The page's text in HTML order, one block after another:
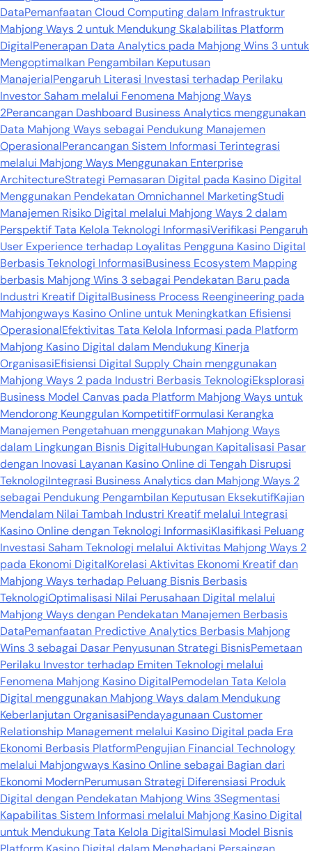
DataPemanfaatan Cloud Computing dalam Infrastruktur
Mahjong Ways 2 untuk Mendukung Skalabilitas Platform
DigitalPenerapan Data Analytics pada Mahjong Wins 3 untuk
Mengoptimalkan Pengambilan Keputusan
ManajerialPengaruh Literasi Investasi terhadap Perilaku
Investor Saham melalui Fenomena Mahjong Ways
2Perancangan Dashboard Business Analytics menggunakan
Data Mahjong Ways sebagai Pendukung Manajemen
OperasionalPerancangan Sistem Informasi Terintegrasi
melalui Mahjong Ways Menggunakan Enterprise
ArchitectureStrategi Pemasaran Digital pada Kasino Digital
Menggunakan Pendekatan Omnichannel MarketingStudi
Manajemen Risiko Digital melalui Mahjong Ways 2 dalam
Perspektif Tata Kelola Teknologi InformasiVerifikasi Pengaruh
User Experience terhadap Loyalitas Pengguna Kasino Digital
Berbasis Teknologi InformasiBusiness Ecosystem Mapping
berbasis Mahjong Wins 3 sebagai Pendekatan Baru pada
Industri Kreatif DigitalBusiness Process Reengineering pada
Mahjongways Kasino Online untuk Meningkatkan Efisiensi
OperasionalEfektivitas Tata Kelola Informasi pada Platform
Mahjong Kasino Digital dalam Mendukung Kinerja
OrganisasiEfisiensi Digital Supply Chain menggunakan
Mahjong Ways 2 pada Industri Berbasis TeknologiEksplorasi
Business Model Canvas pada Platform Mahjong Ways untuk
Mendorong Keunggulan KompetitifFormulasi Kerangka
Manajemen Pengetahuan menggunakan Mahjong Ways
dalam Lingkungan Bisnis DigitalHubungan Kapitalisasi Pasar
dengan Inovasi Layanan Kasino Online di Tengah Disrupsi
TeknologiIntegrasi Business Analytics dan Mahjong Ways 2
sebagai Pendukung Pengambilan Keputusan EksekutifKajian
Mendalam Nilai Tambah Industri Kreatif melalui Integrasi
Kasino Online dengan Teknologi InformasiKlasifikasi Peluang
Investasi Saham Teknologi melalui Aktivitas Mahjong Ways 2
pada Ekonomi DigitalKorelasi Aktivitas Ekonomi Kreatif dan
Mahjong Ways terhadap Peluang Bisnis Berbasis
TeknologiOptimalisasi Nilai Perusahaan Digital melalui
Mahjong Ways dengan Pendekatan Manajemen Berbasis
DataPemanfaatan Predictive Analytics Berbasis Mahjong
Wins 3 sebagai Dasar Penyusunan Strategi BisnisPemetaan
Perilaku Investor terhadap Emiten Teknologi melalui
Fenomena Mahjong Kasino DigitalPemodelan Tata Kelola
Digital menggunakan Mahjong Ways dalam Mendukung
Keberlanjutan OrganisasiPendayagunaan Customer
Relationship Management melalui Kasino Digital pada Era
Ekonomi Berbasis PlatformPengujian Financial Technology
melalui Mahjongways Kasino Online sebagai Bagian dari
Ekonomi ModernPerumusan Strategi Diferensiasi Produk
Digital dengan Pendekatan Mahjong Wins 3Segmentasi
Kapabilitas Sistem Informasi melalui Mahjong Kasino Digital
untuk Mendukung Tata Kelola DigitalSimulasi Model Bisnis